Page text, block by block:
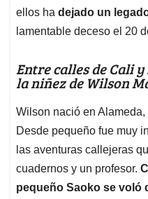
ellos ha dejado un
lamentable deceso el 20
Entre calles de Cali
la niñez de Wilson
Wilson nació en
Desde pequeño fue muy
las aventuras callejeras
cuadernos y un profesor.
pequeño Saoko se voló